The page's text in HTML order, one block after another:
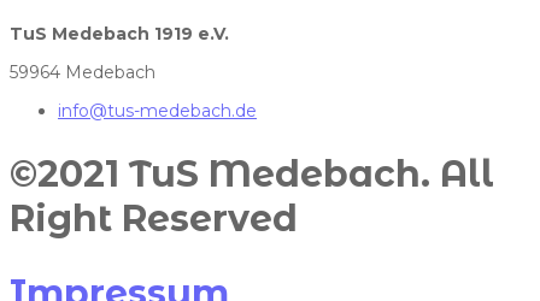
TuS Medebach 1919 e.V.
59964 Medebach
info@tus-medebach.de
©2021 TuS Medebach. All
Right Reserved​